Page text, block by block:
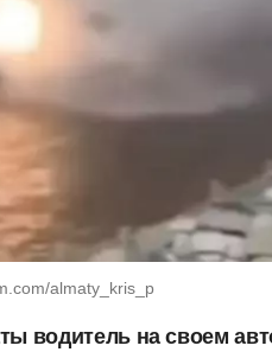
almaty_kris_p
водитель на своем